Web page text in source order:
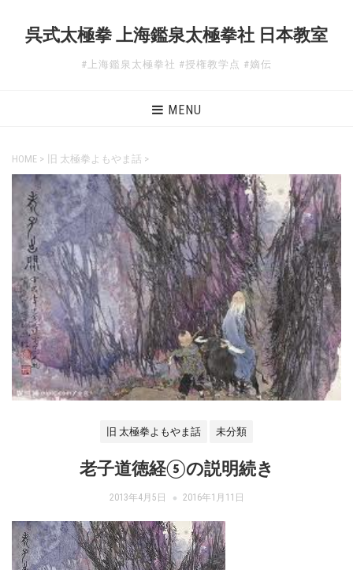
呉式太極拳 上海鑑泉太極拳社 日本教室
#上海鑑泉太極拳社 #授権教学点 #嫡伝
MENU
HOME > 旧 太極拳よもやま話 >
旧 太極拳よもやま話 未分類
老子道徳経⑤の説明続き
2013年4月5日 2016年1月11日